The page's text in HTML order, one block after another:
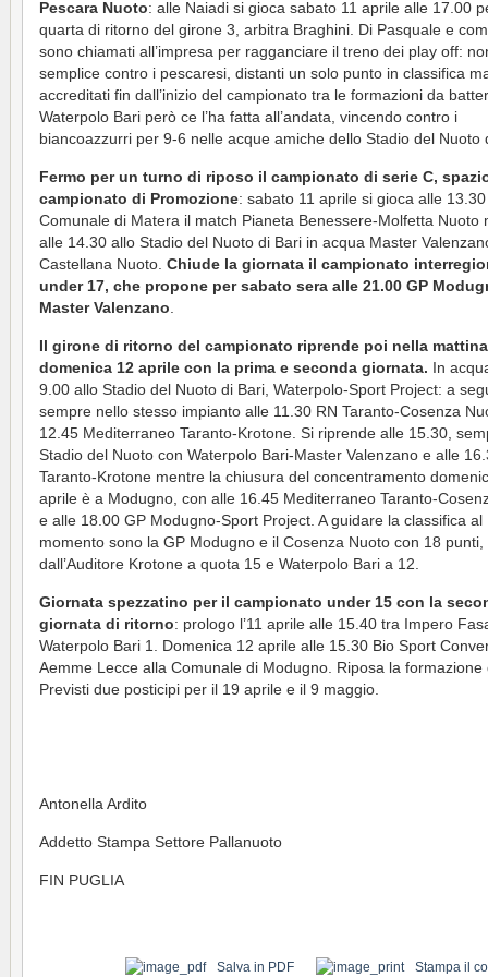
Pescara Nuoto: alle Naiadi si gioca sabato 11 aprile alle 17.00
quarta di ritorno del girone 3, arbitra Braghini. Di Pasquale e
sono chiamati all’impresa per ragganciare il treno dei play off:
semplice contro i pescaresi, distanti un solo punto in classifica
accreditati fin dall’inizio del campionato tra le formazioni da
Waterpolo Bari però ce l’ha fatta all’andata, vincendo contro i
biancoazzurri per 9-6 nelle acque amiche dello Stadio del Nuoto
Fermo per un turno di riposo il campionato di serie C,
campionato di Promozione: sabato 11 aprile si gioca alle
Comunale di Matera il match Pianeta Benessere-Molfetta Nuoto
alle 14.30 allo Stadio del Nuoto di Bari in acqua Master
Castellana Nuoto. Chiude la giornata il campionato
under 17, che propone per sabato sera alle 21.00 GP
Master Valenzano.
Il girone di ritorno del campionato riprende poi nella
domenica 12 aprile con la prima e seconda giornata. In
9.00 allo Stadio del Nuoto di Bari, Waterpolo-Sport Project: a
sempre nello stesso impianto alle 11.30 RN Taranto-Cosenza
12.45 Mediterraneo Taranto-Krotone. Si riprende alle 15.30,
Stadio del Nuoto con Waterpolo Bari-Master Valenzano e alle
Taranto-Krotone mentre la chiusura del concentramento
aprile è a Modugno, con alle 16.45 Mediterraneo Taranto-
e alle 18.00 GP Modugno-Sport Project. A guidare la classifica al
momento sono la GP Modugno e il Cosenza Nuoto con 18 punti,
dall’Auditore Krotone a quota 15 e Waterpolo Bari a 12.
Giornata spezzatino per il campionato under 15 con la
giornata di ritorno: prologo l’11 aprile alle 15.40 tra Impero
Waterpolo Bari 1. Domenica 12 aprile alle 15.30 Bio Sport
Aemme Lecce alla Comunale di Modugno. Riposa la formazione
Previsti due posticipi per il 19 aprile e il 9 maggio.
Antonella Ardito
Addetto Stampa Settore Pallanuoto
FIN PUGLIA
Salva in PDF Stampa il